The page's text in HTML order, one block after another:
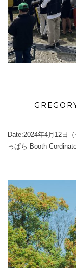
Date:2024年4月12日
っぱら Booth